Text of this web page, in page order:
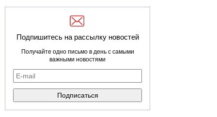
Подпишитесь на рассылку новостей
Получайте одно письмо в день с самыми
важными новостями